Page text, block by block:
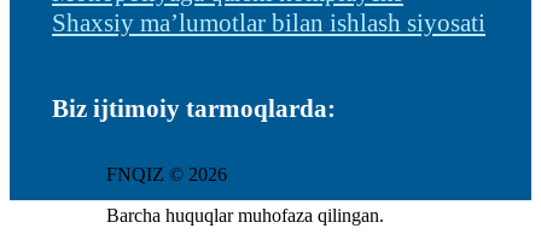
Shaxsiy ma’lumotlar bilan ishlash siyosati
Biz ijtimoiy tarmoqlarda:
FNQIZ © 2026
Barcha huquqlar muhofaza qilingan.